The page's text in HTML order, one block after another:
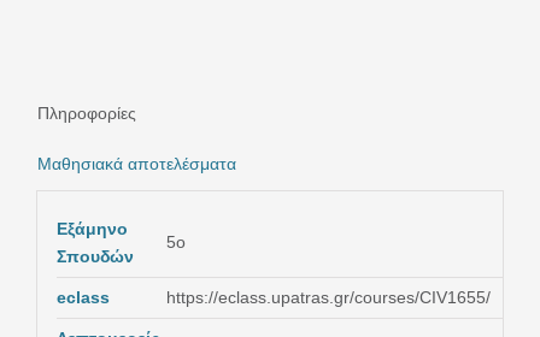
Πληροφορίες
Μαθησιακά αποτελέσματα
Εξάμηνο
Σπουδών
5ο
eclass https://eclass.upatras.gr/courses/CIV1655/